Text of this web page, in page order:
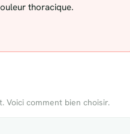
thoracique.
Voici comment bien choisir.